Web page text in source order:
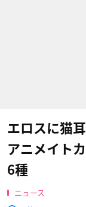
エロスに猫
アニメイト
6種
ニュース